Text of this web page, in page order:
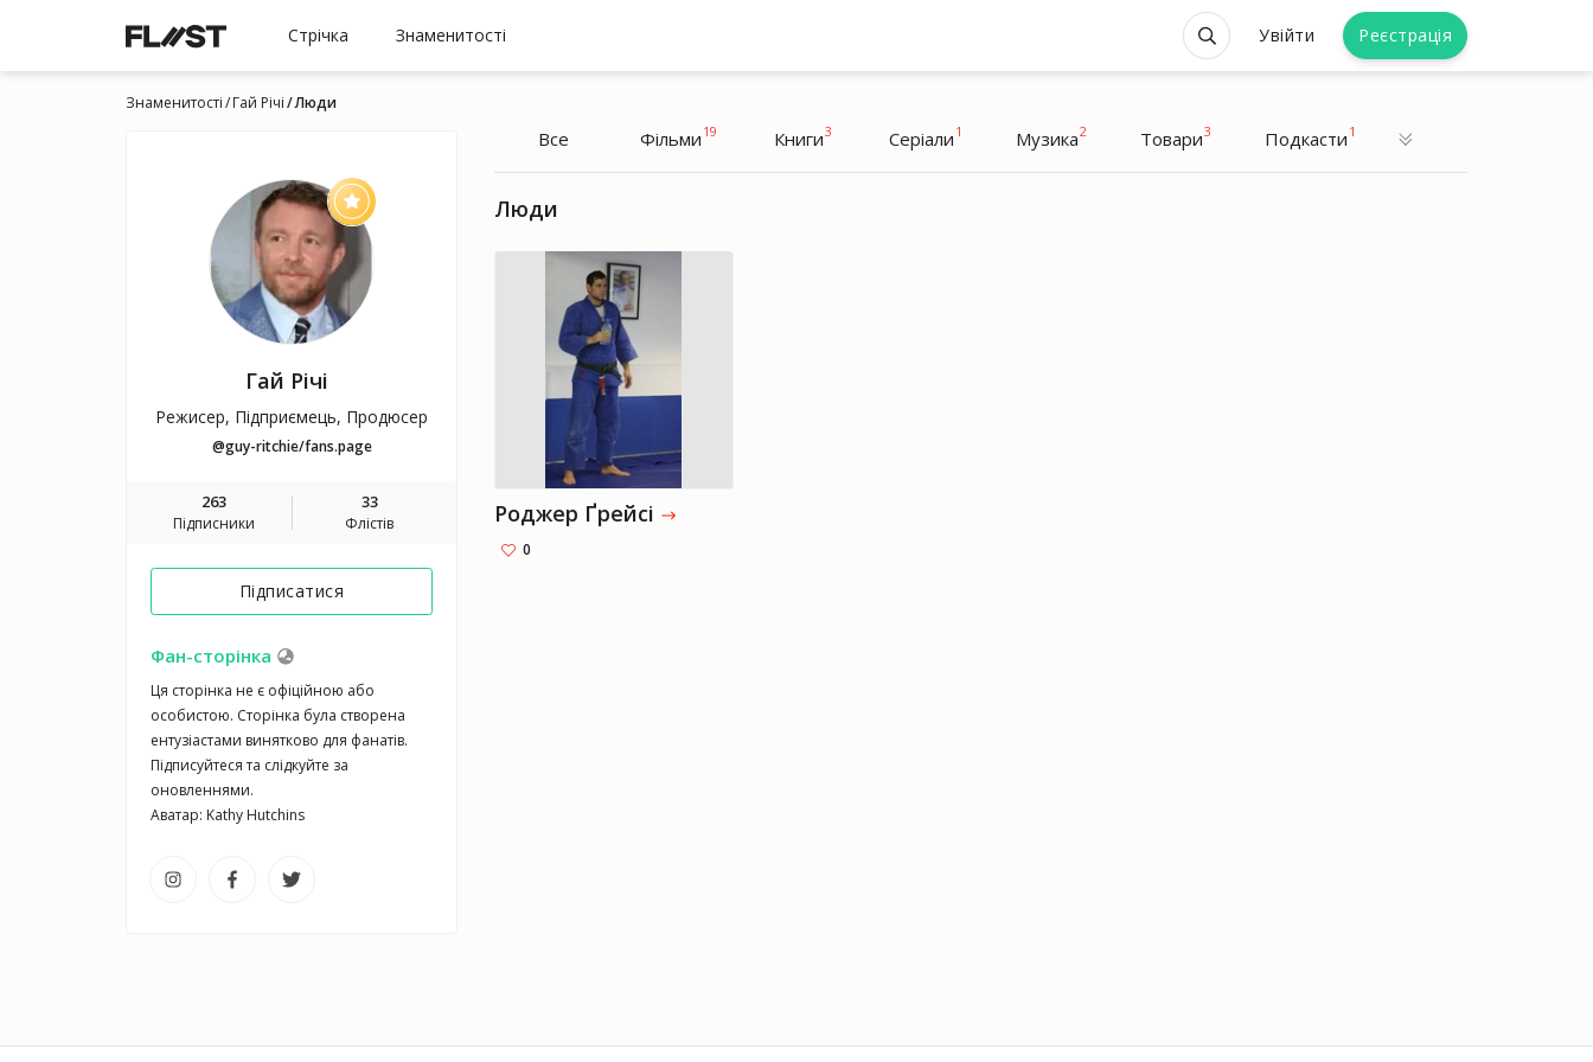
Стрічка Знаменитості Увійти Реєстрація
Знаменитості Гай Річі Люди
Гай Річі
Режисер, Підприємець, Продюсер
@guy-ritchie/fans.page
263
Підписники
33
Флістів
Підписатися
Фан-сторінка
Ця сторінка не є офіційною або
особистою. Сторінка була створена
ентузіастами винятково для фанатів.
Підписуйтеся та слідкуйте за
оновленнями.
Аватар: Kathy Hutchins
Все Фільми 19 Книги3 Серіали 1 Музика2 Товари3 Подкасти 1
Люди
Роджер Ґрейсі
Гай Річі
0